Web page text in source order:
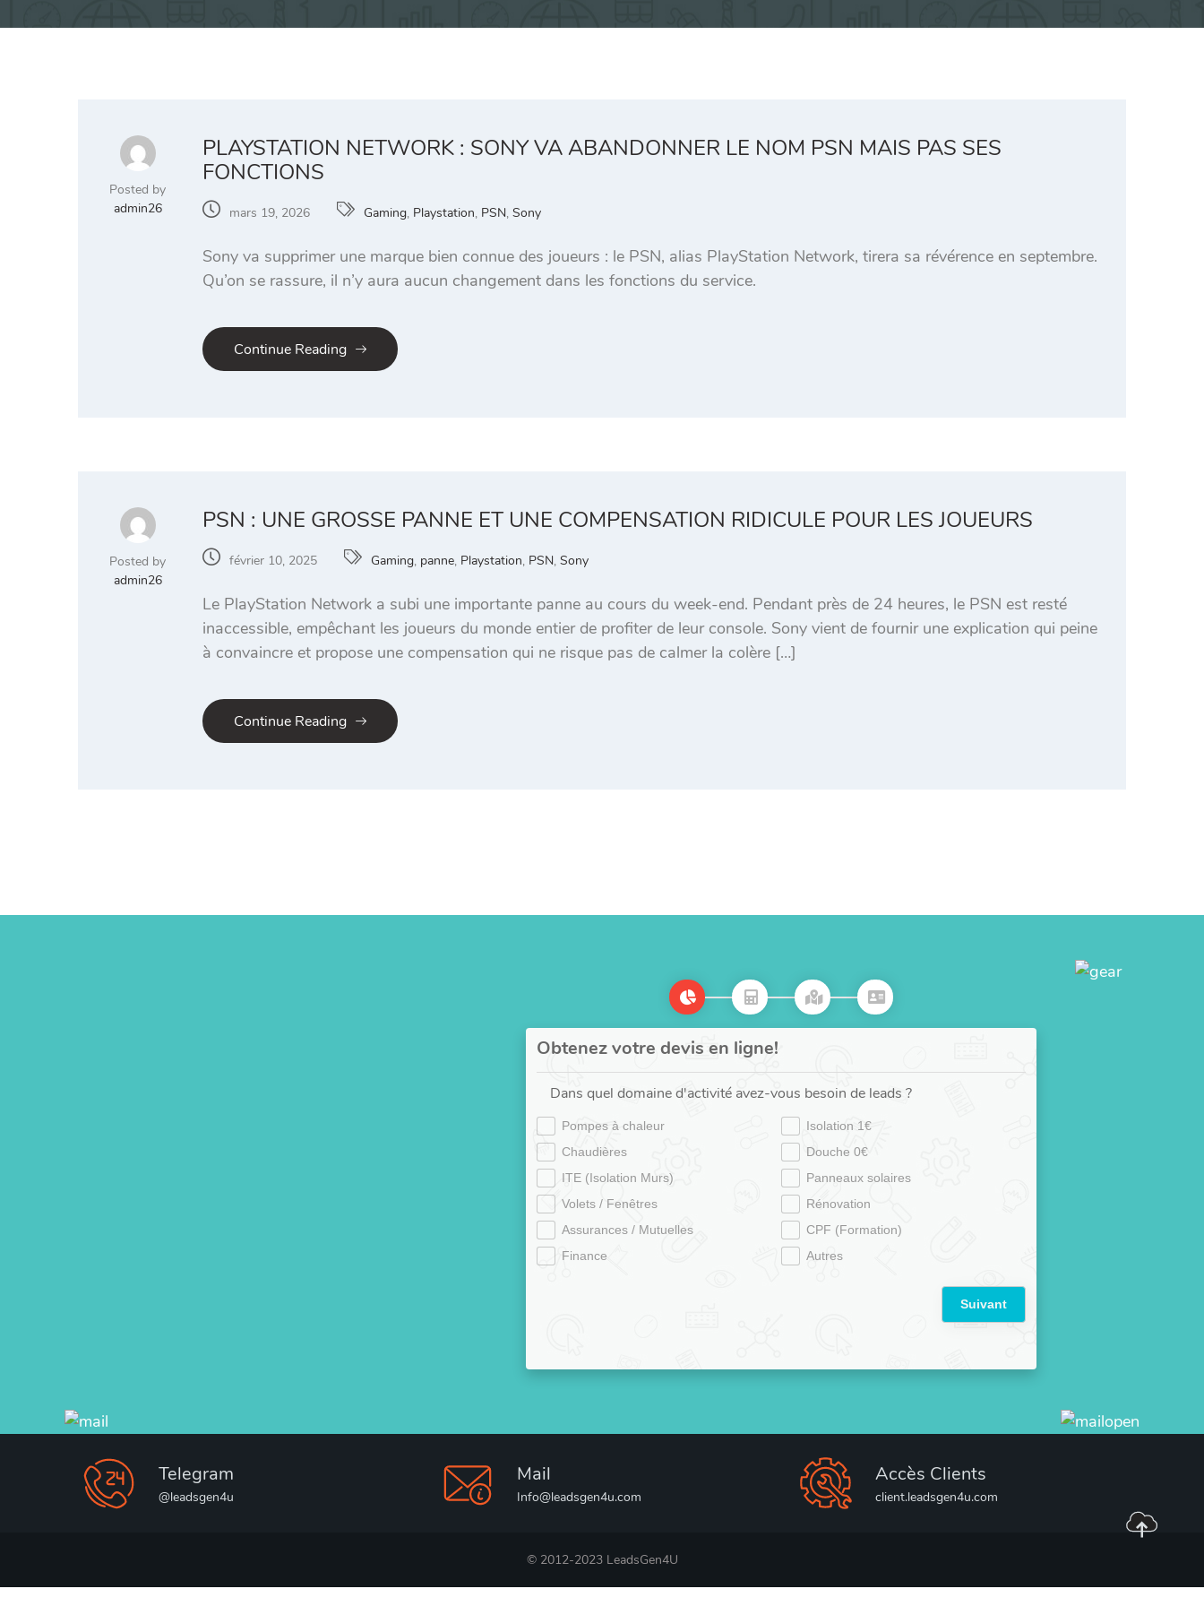
Posted by
admin26
PLAYSTATION NETWORK : SONY VA ABANDONNER LE NOM PSN MAIS PAS SES
FONCTIONS
mars 19, 2026 Gaming, Playstation, PSN, Sony
Sony va supprimer une marque bien connue des joueurs : le PSN, alias PlayStation Network, tirera sa révérence en septembre.
Qu’on se rassure, il n’y aura aucun changement dans les fonctions du service.
Continue Reading
Posted by
admin26
PSN : UNE GROSSE PANNE ET UNE COMPENSATION RIDICULE POUR LES JOUEURS
février 10, 2025 Gaming, panne, Playstation, PSN, Sony
Le PlayStation Network a subi une importante panne au cours du week-end. Pendant près de 24 heures, le PSN est resté
inaccessible, empêchant les joueurs du monde entier de profiter de leur console. Sony vient de fournir une explication qui peine
à convaincre et propose une compensation qui ne risque pas de calmer la colère […]
Continue Reading
Obtenez votre devis en ligne!
Dans quel domaine d'activité avez-vous besoin de leads ?
Pompes à chaleur
Isolation 1€
Chaudières
Douche 0€
ITE (Isolation Murs)
Panneaux solaires
Volets / Fenêtres
Rénovation
Assurances / Mutuelles
CPF (Formation)
Finance
Autres
Suivant
Telegram
@leadsgen4u
Mail
Info@leadsgen4u.com
Accès Clients
client.leadsgen4u.com
© 2012-2023 LeadsGen4U